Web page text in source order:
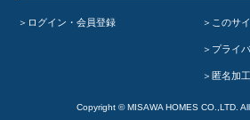
住まいづくりの計画をたてる
ログイン・会員登録 このサ
プライ
匿名加
Copyright © MISAWA HOMES CO.,LTD.